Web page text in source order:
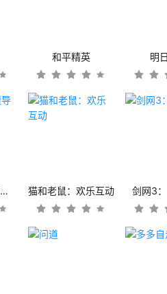
和平精英 明
妖精的尾巴:魔导少年 猫和老鼠：欢乐互动 剑网3